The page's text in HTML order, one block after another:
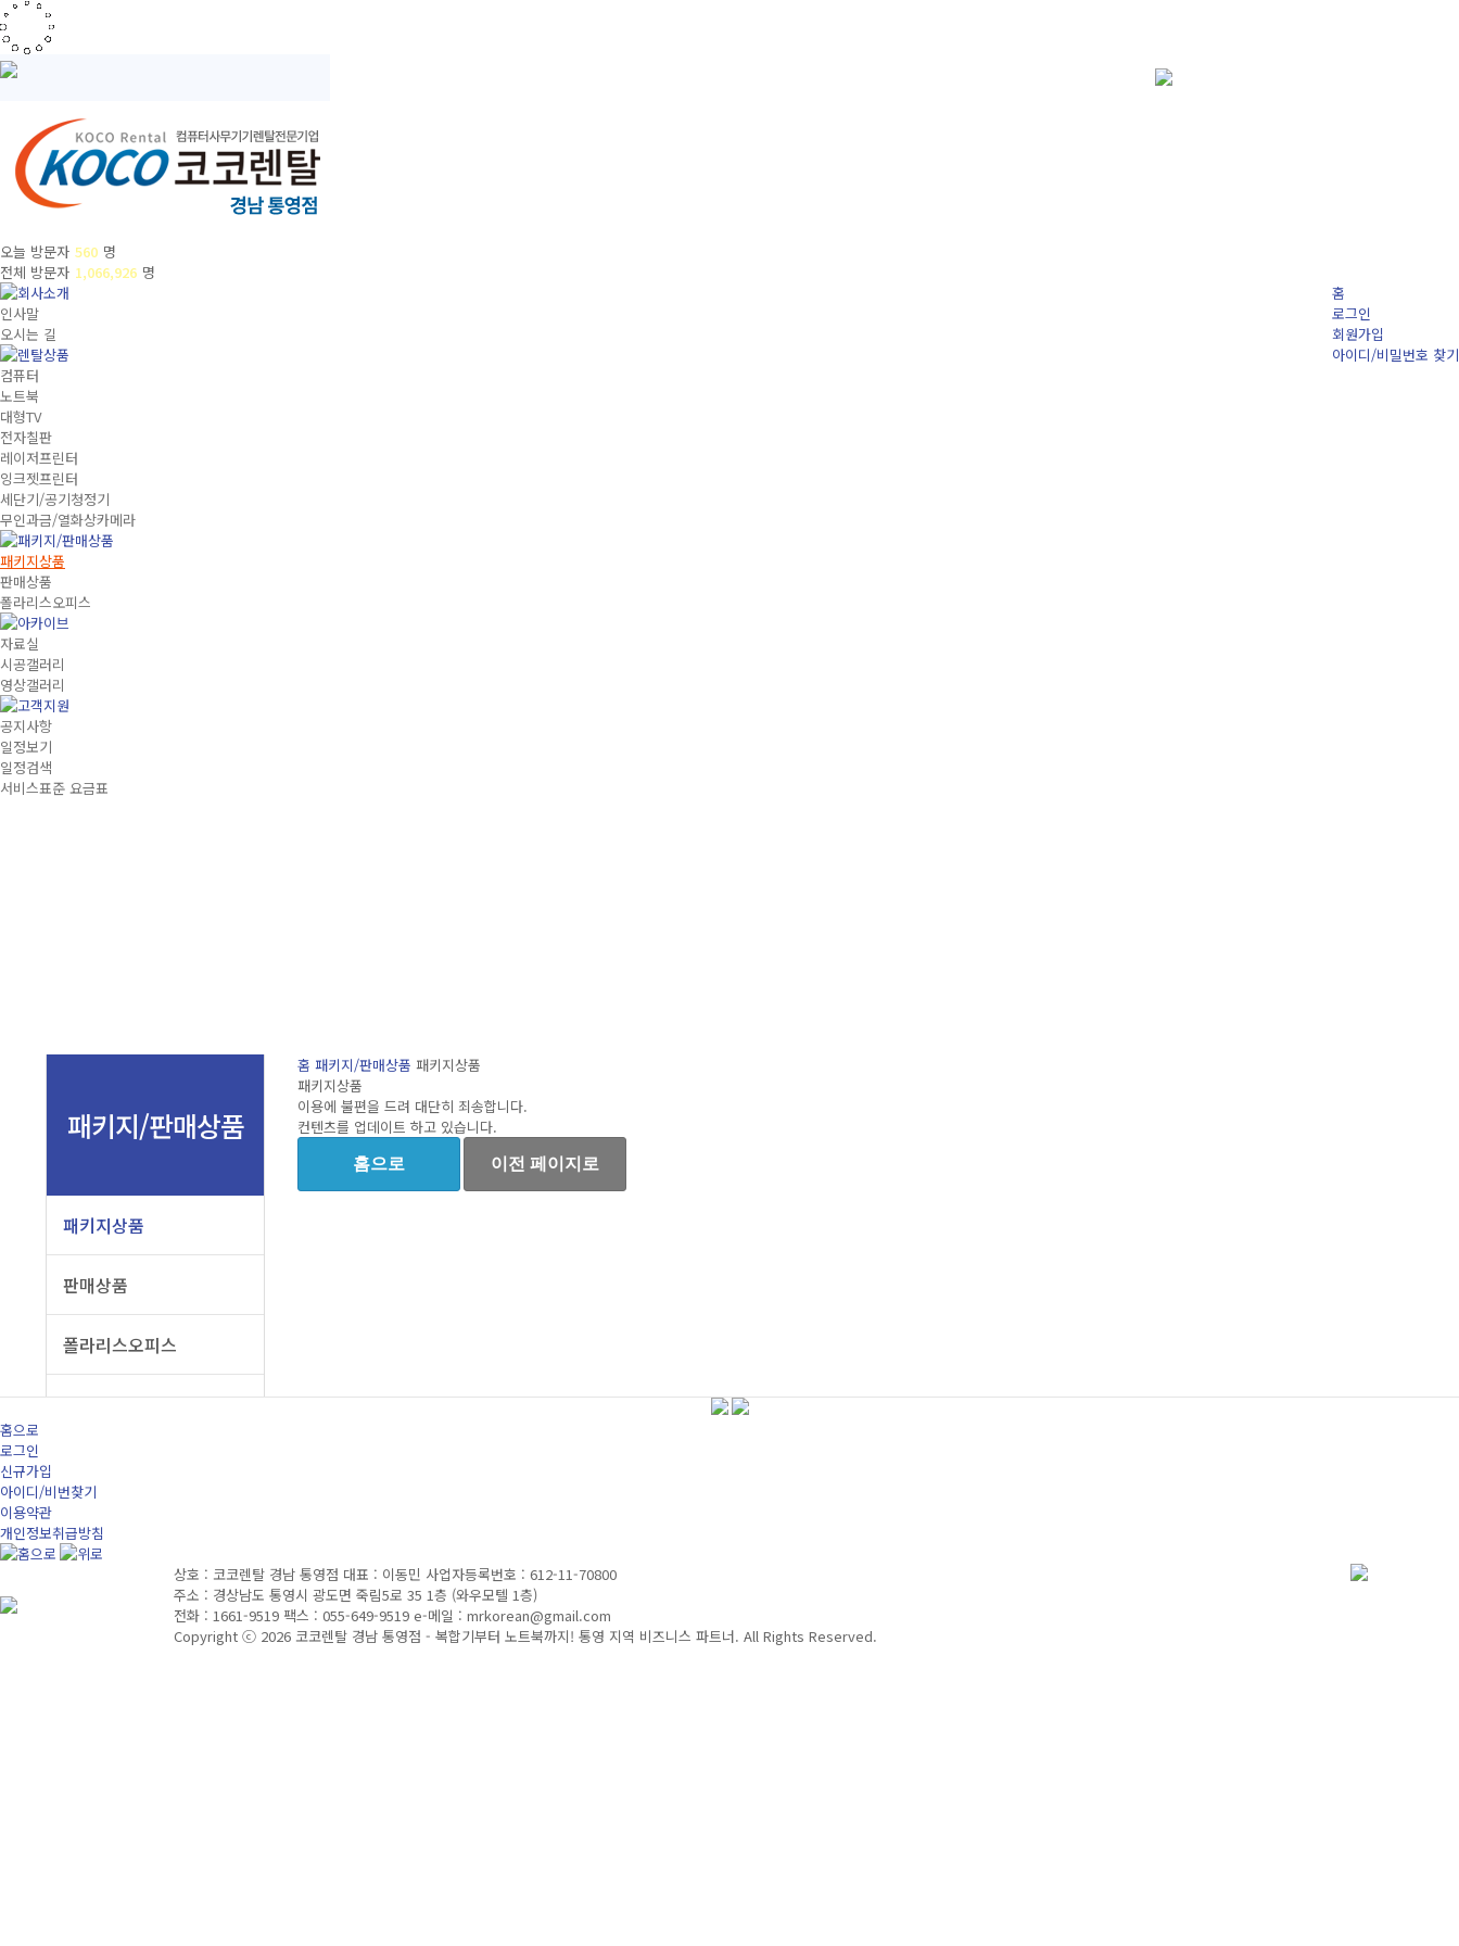
오늘 방문자 560 명
전체 방문자 1,066,926 명
홈
로그인
회원가입
아이디/비밀번호 찾기
인사말
오시는 길
컴퓨터
노트북
대형TV
전자칠판
레이저프린터
잉크젯프린터
세단기/공기청정기
무인과금/열화상카메라
패키지상품
판매상품
폴라리스오피스
자료실
시공갤러리
영상갤러리
공지사항
일정보기
일정검색
서비스표준 요금표
패키지/판매상품
패키지상품
판매상품
폴라리스오피스
홈 패키지/판매상품 패키지상품
패키지상품
이용에 불편을 드려 대단히 죄송합니다.
컨텐츠를 업데이트 하고 있습니다.
홈으로 이전 페이지로
홈으로
로그인
신규가입
아이디/비번찾기
이용약관
개인정보취급방침
상호 : 코코렌탈 경남 통영점 대표 : 이동민 사업자등록번호 : 612-11-70800
주소 : 경상남도 통영시 광도면 죽림5로 35 1층 (와우모텔 1층)
전화 : 1661-9519 팩스 : 055-649-9519 e-메일 : mrkorean@gmail.com
Copyright ⓒ 2026 코코렌탈 경남 통영점 - 복합기부터 노트북까지! 통영 지역 비즈니스 파트너. All Rights Reserved.